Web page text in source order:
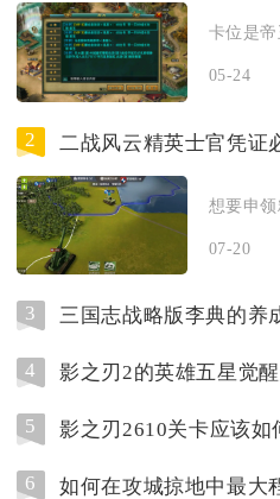
卡位是
05-24
2 二战风云精英士官凭证
想要申
07-20
3 三国志战略版李典的养
4 影之刃2的英雄五星觉
5 影之刃2610关卡应该如
6 如何在攻城掠地中最大